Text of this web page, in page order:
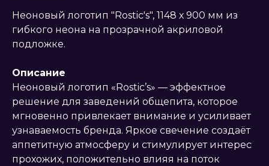
Неоновый логотип "Rostic's", 1148 х 900 мм из
гибкого неона на прозрачной акриловой
подложке.
Описание
Неоновый логотип «Rostic’s» — эффектное
решение для заведений общепита, которое
мгновенно привлекает внимание и усиливает
узнаваемость бренда. Яркое свечение создаёт
аппетитную атмосферу и стимулирует интерес
прохожих, положительно влияя на поток